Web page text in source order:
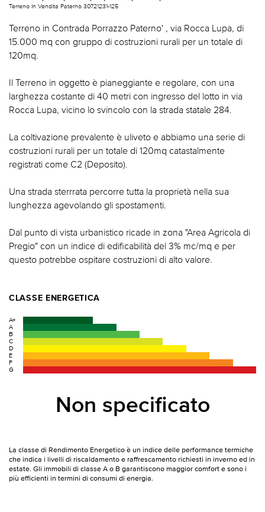
Terreno In Vendita Paternò 30721231-125
Terreno in Contrada Porrazzo Paterno' , via Rocca Lupa, di
15.000 mq con gruppo di costruzioni rurali per un totale di
120mq.
Il Terreno in oggetto è pianeggiante e regolare, con una
larghezza costante di 40 metri con ingresso del lotto in via
Rocca Lupa, vicino lo svincolo con la strada statale 284.
La coltivazione prevalente è uliveto e abbiamo una serie di
costruzioni rurali per un totale di 120mq catastalmente
registrati come C2 (Deposito).
Una strada sterrrata percorre tutta la proprietà nella sua
lunghezza agevolando gli spostamenti.
Dal punto di vista urbanistico ricade in zona "Area Agricola di
Pregio" con un indice di edificabilità del 3% mc/mq e per
questo potrebbe ospitare costruzioni di alto valore.
CLASSE ENERGETICA
A+
A
B
C
D
E
F
G
Non specificato
La classe di Rendimento Energetico è un indice delle performance termiche
che indica i livelli di riscaldamento e raffrescamento richiesti in inverno ed in
estate. Gli immobili di classe A o B garantiscono maggior comfort e sono i
più efficienti in termini di consumi di energia.